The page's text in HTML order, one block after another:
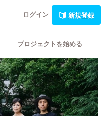
ログイン 新規登録
プロジェクトを始める